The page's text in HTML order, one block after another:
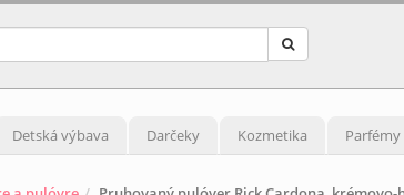
Detská výbava Darčeky Kozmetika Parfémy